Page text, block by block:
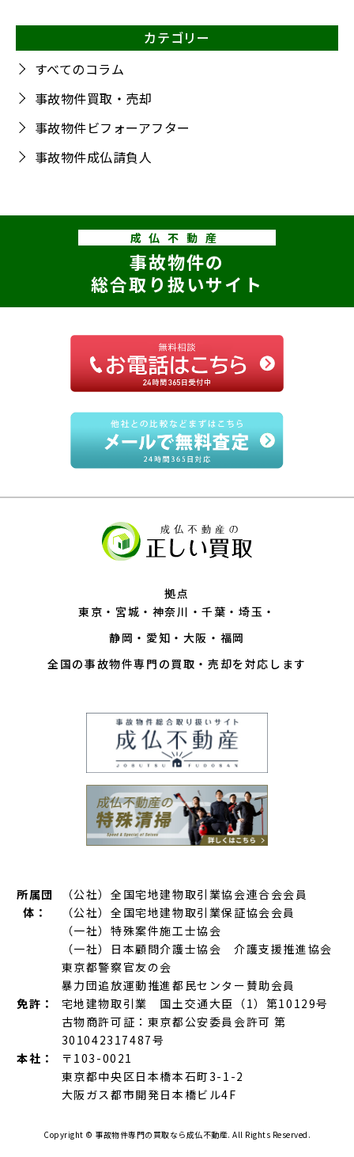
カテゴリー
すべてのコラム
事故物件買取・売却
事故物件ビフォーアフター
事故物件成仏請負人
成仏不動産
事故物件の
総合取り扱いサイト
拠点
東京
宮城 神奈川 千葉
埼玉
静岡
愛知 大阪
福岡
全国の事故物件専門の買取・売却を対応します
所属団
体：
（公社）全国宅地建物取引業協会連合会会員
（公社）全国宅地建物取引業保証協会会員
（一社）特殊案件施工士協会
（一社）日本顧問介護士協会 介護支援推進協会
東京都警察官友の会
暴力団追放運動推進都民センター賛助会員
免許：
宅地建物取引業 国土交通大臣（1）第10129号
古物商許可証：東京都公安委員会許可 第
301042317487号
本社：
〒103-0021
東京都中央区日本橋本石町3-1-2
大阪ガス都市開発日本橋ビル4F
Copyright © 事故物件専門の買取なら成仏不動産. All Rights Reserved.